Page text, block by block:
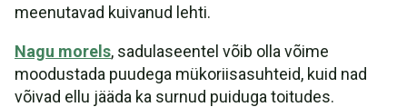
meenutavad kuivanud lehti.
Nagu morels, sadulaseentel võib olla võime
moodustada puudega mükoriisasuhteid, kuid nad
võivad ellu jääda ka surnud puiduga toitudes.